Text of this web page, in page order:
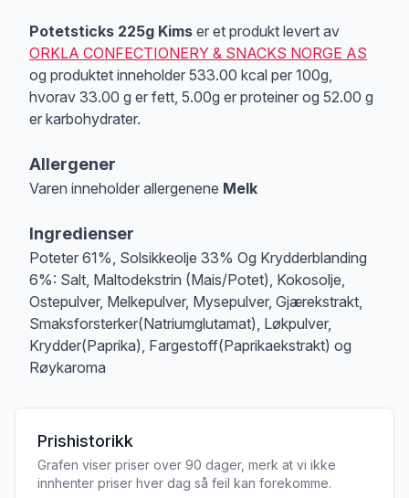
Potetsticks 225g Kims er et produkt levert av
ORKLA CONFECTIONERY & SNACKS NORGE AS
og produktet inneholder 533.00 kcal per 100g,
hvorav 33.00 g er fett, 5.00g er proteiner og 52.00 g
er karbohydrater.
Allergener
Varen inneholder allergenene Melk
Ingredienser
Poteter 61%, Solsikkeolje 33% Og Krydderblanding
6%: Salt, Maltodekstrin (Mais/Potet), Kokosolje,
Ostepulver, Melkepulver, Mysepulver, Gjærekstrakt,
Smaksforsterker(Natriumglutamat), Løkpulver,
Krydder(Paprika), Fargestoff(Paprikaekstrakt) og
Røykaroma
Prishistorikk
Grafen viser priser over 90 dager, merk at vi ikke
innhenter priser hver dag så feil kan forekomme.